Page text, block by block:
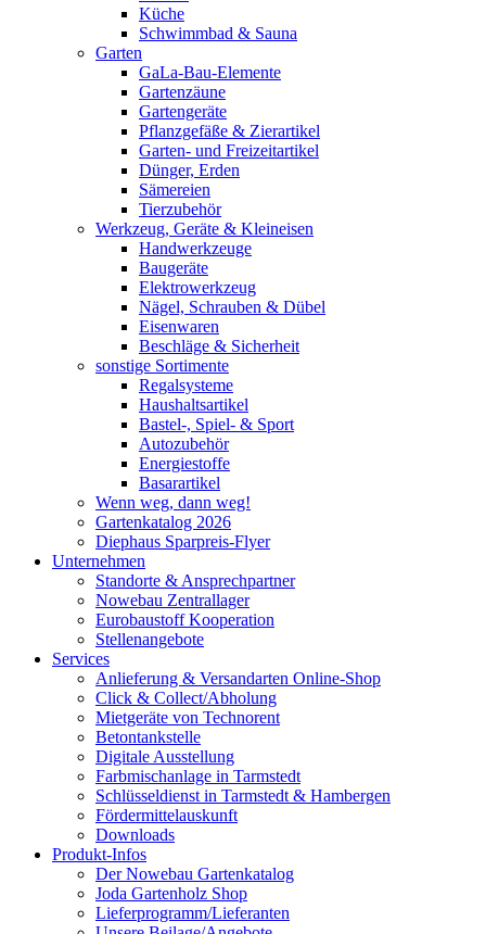
Küche
Schwimmbad & Sauna
Garten
GaLa-Bau-Elemente
Gartenzäune
Gartengeräte
Pflanzgefäße & Zierartikel
Garten- und Freizeitartikel
Dünger, Erden
Sämereien
Tierzubehör
Werkzeug, Geräte & Kleineisen
Handwerkzeuge
Baugeräte
Elektrowerkzeug
Nägel, Schrauben & Dübel
Eisenwaren
Beschläge & Sicherheit
sonstige Sortimente
Regalsysteme
Haushaltsartikel
Bastel-, Spiel- & Sport
Autozubehör
Energiestoffe
Basarartikel
Wenn weg, dann weg!
Gartenkatalog 2026
Diephaus Sparpreis-Flyer
Unternehmen
Standorte & Ansprechpartner
Nowebau Zentrallager
Eurobaustoff Kooperation
Stellenangebote
Services
Anlieferung & Versandarten Online-Shop
Click & Collect/Abholung
Mietgeräte von Technorent
Betontankstelle
Digitale Ausstellung
Farbmischanlage in Tarmstedt
Schlüsseldienst in Tarmstedt & Hambergen
Fördermittelauskunft
Downloads
Produkt-Infos
Der Nowebau Gartenkatalog
Joda Gartenholz Shop
Lieferprogramm/Lieferanten